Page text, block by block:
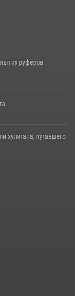
руферов
хулигана, пугавшего